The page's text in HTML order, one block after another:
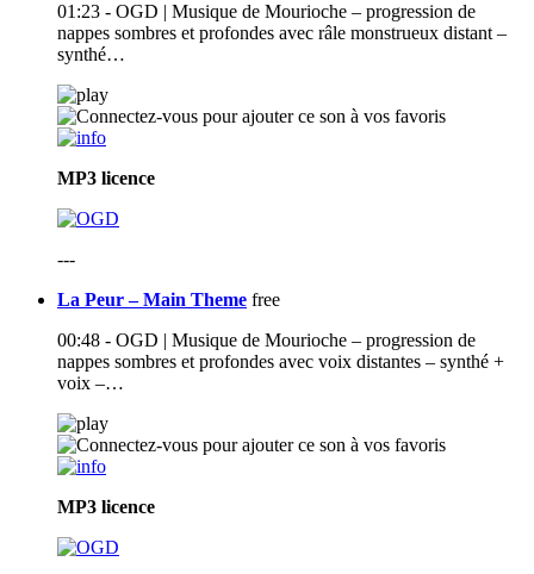
01:23 - OGD | Musique de Mourioche – progression de
nappes sombres et profondes avec râle monstrueux distant –
synthé…
MP3 licence
---
La Peur – Main Theme free
00:48 - OGD | Musique de Mourioche – progression de
nappes sombres et profondes avec voix distantes – synthé +
voix –…
MP3 licence